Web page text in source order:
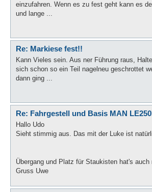
einzufahren. Wenn es zu fest geht kann es
und lange ...
Re: Markiese fest!!
Kann Vieles sein. Aus ner Führung raus,
sich schon so ein Teil nagelneu geschrottet
dann ging ...
Re: Fahrgestell und Basis MAN
Hallo Udo
Sieht stimmig aus. Das mit der Luke ist
Übergang und Platz für Staukisten hat's
Gruss Uwe